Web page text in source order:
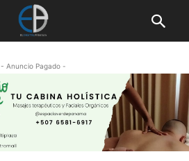
- Anuncio Pagado -